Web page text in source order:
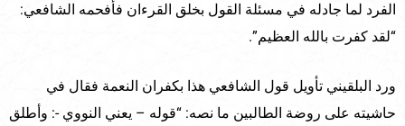
الفرد لما جادله في مسئلة القول بخلق القرءان فأفحمه الشافعي:
“لقد كفرت بالله العظيم”.
ورد البلقيني تأويل قول الشافعي هذا بكفران النعمة فقال في
حاشيته على روضة الطالبين ما نصه: “قوله – يعني النووي -: وأطلق